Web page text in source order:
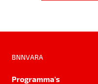
BNNVARA
Programma's